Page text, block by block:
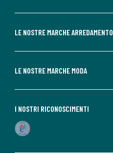
LE NOSTRE MARCHE ARREDAMENTO
LE NOSTRE MARCHE MODA
I NOSTRI RICONOSCIMENTI